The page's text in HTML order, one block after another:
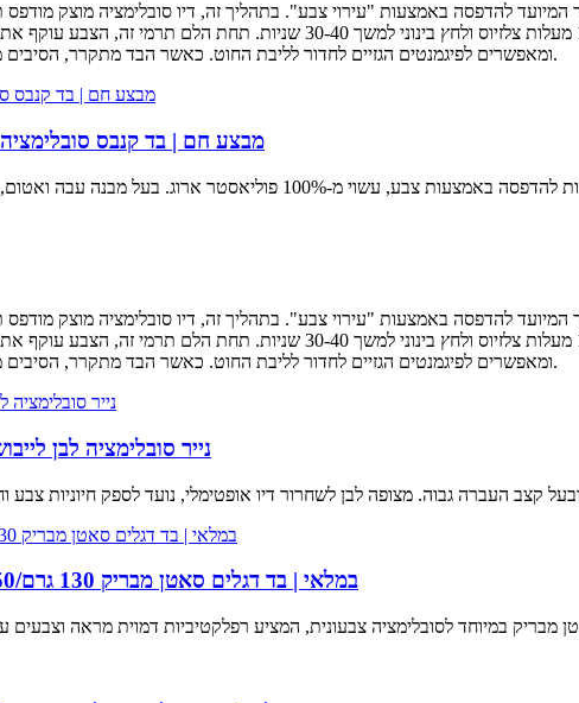
להדפסה באמצעות "עירוי צבע". בתהליך זה, דיו סובלימציה מוצק
כשפניו כלפי מטה על הבד ועובר לחום של 190-200 מעלות צלזיוס ולחץ
ומאפשרים לפיגמנטים הגזיים לחדור לליבת החוט. כאשר הבד מתקרר, הסיבים מתכווצים, ונועלים את הצבע בתוך הפילמנט ולא רק על פני השטח.
מבצע חם | בד קנבס סובלימציה | בד ארוג 100% פוליאסטר
להדפסה באמצעות "עירוי צבע". בתהליך זה, דיו סובלימציה מוצק
כשפניו כלפי מטה על הבד ועובר לחום של 190-200 מעלות צלזיוס ולחץ
ומאפשרים לפיגמנטים הגזיים לחדור לליבת החוט. כאשר הבד מתקרר, הסיבים מתכווצים, ונועלים את הצבע בתוך הפילמנט ולא רק על פני השטח.
נייר סובלימציה לבן
במלאי | בד דגלים סאטן מבריק 130 גרם/150 גרם | בד סובלימציה בגימור מראה להדפסה פרימיום